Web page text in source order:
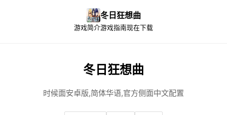
冬日狂想曲
游戏简介游戏指南现在下载
冬日狂想曲
时候面安卓版,简体华语,官方侧面中文配置